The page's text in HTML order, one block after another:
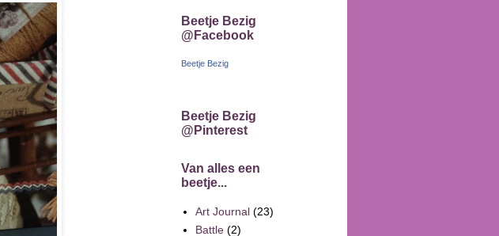
Beetje Bezig
@Facebook
Beetje Bezig
Beetje Bezig
@Pinterest
Van alles een
beetje...
Art Journal (23)
Battle (2)